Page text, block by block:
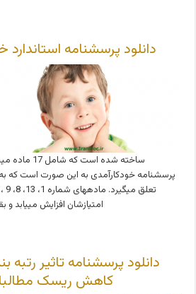
دانلود پرسشنامه
ساخته شده
امتیازشان افزایش می­یابد
دانلود پرسشنامه تاثیر رتبه
کاهش ریسک